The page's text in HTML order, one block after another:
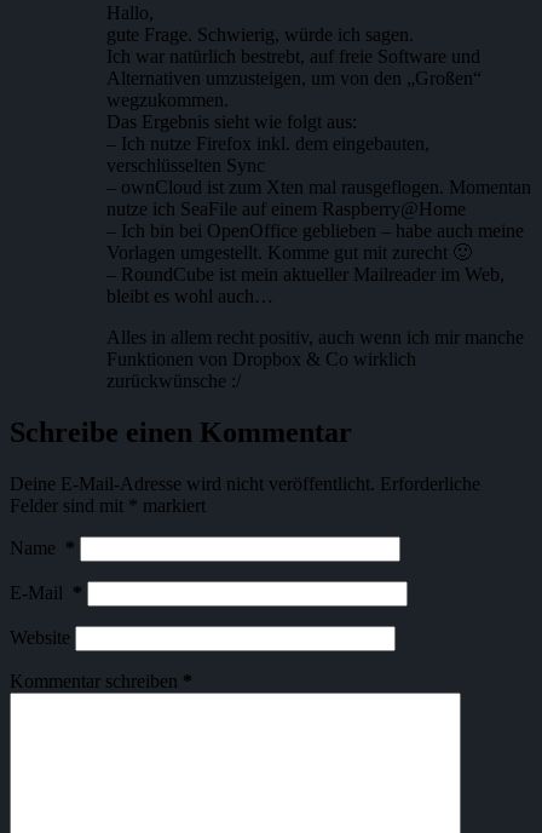
Hallo,
gute Frage. Schwierig, würde ich sagen.
Ich war natürlich bestrebt, auf freie Software und
Alternativen umzusteigen, um von den „Großen“
wegzukommen.
Das Ergebnis sieht wie folgt aus:
– Ich nutze Firefox inkl. dem eingebauten,
verschlüsselten Sync
– ownCloud ist zum Xten mal rausgeflogen. Momentan
nutze ich SeaFile auf einem Raspberry@Home
– Ich bin bei OpenOffice geblieben – habe auch meine
Vorlagen umgestellt. Komme gut mit zurecht 🙂
– RoundCube ist mein aktueller Mailreader im Web,
bleibt es wohl auch…
Alles in allem recht positiv, auch wenn ich mir manche
Funktionen von Dropbox & Co wirklich
zurückwünsche :/
Schreibe einen Kommentar
Deine E-Mail-Adresse wird nicht veröffentlicht. Erforderliche
Felder sind mit * markiert
Name *
E-Mail *
Website
Kommentar schreiben *